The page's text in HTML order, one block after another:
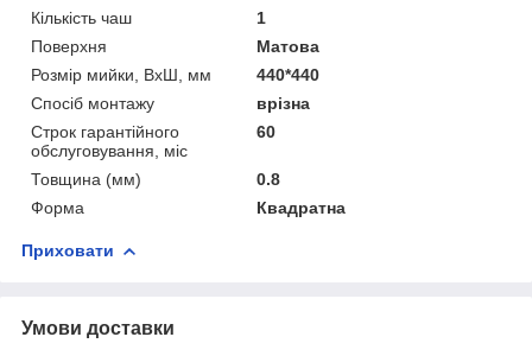
Кiлькiсть чаш
1
Поверхня
Матова
Розмiр мийки, ВxШ, мм
440*440
Спосіб монтажу
врізна
Строк гарантійного
обслуговування, міс
60
Товщина (мм)
0.8
Форма
Квадратна
Приховати
Умови доставки